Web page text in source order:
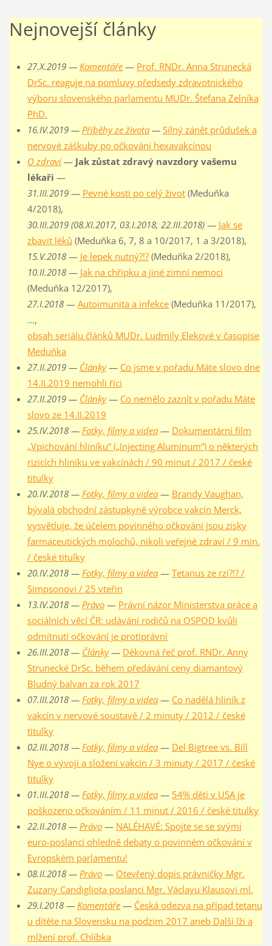
Nejnovejší články
27.X.2019 — Komentáře— Prof. RNDr. Anna Strunecká
DrSc. reaguje na pomluvy předsedy zdravotnického
výboru slovenského parlamentu MUDr. Štefana Zelníka
PhD.
16.IV.2019 — Příběhy ze života— Silný zánět průdušek a
nervové záškuby po očkování hexavakcínou
O zdraví— Jak zůstat zdravý navzdory vašemu
lékaři —
31.III.2019— Pevné kosti po celý život(Meduňka
4/2018),
30.III.2019 (08.XI.2017, 03.I.2018, 22.III.2018)— Jak se
zbavit léků (Meduňka 6, 7, 8 a 10/2017, 1 a 3/2018),
15.V.2018— Je lepek nutný?!?(Meduňka 2/2018),
10.II.2018— Jak na chřipku a jiné zimní nemoci
(Meduňka 12/2017),
27.I.2018— Autoimunita a infekce(Meduňka 11/2017),
…,
obsah seriálu článků MUDr. Ludmily Elekové v časopise
Meduňka
27.II.2019 — Články— Co jsme v pořadu Máte slovo dne
14.II.2019 nemohli říci
27.II.2019 — Články— Co nemělo zaznít v pořadu Máte
slovo ze 14.II.2019
25.IV.2018 — Fotky, filmy a videa— Dokumentární film
„Vpichování hliníku“ („Injecting Aluminum“) o některých
rizicích hliníku ve vakcínách / 90 minut / 2017 / české
titulky
20.IV.2018 — Fotky, filmy a videa— Brandy Vaughan,
bývalá obchodní zástupkyně výrobce vakcín Merck,
vysvětluje, že účelem povinného očkování jsou zisky
farmaceutických molochů, nikoli veřejné zdraví / 9 min.
/ české titulky
20.IV.2018 — Fotky, filmy a videa— Tetanus ze rzi?!? /
Simpsonovi / 25 vteřin
13.IV.2018 — Právo— Právní názor Ministerstva práce a
sociálních věcí ČR: udávání rodičů na OSPOD kvůli
odmítnutí očkování je protiprávní
26.III.2018 — Články— Děkovná řeč prof. RNDr. Anny
Strunecké DrSc. během předávání ceny diamantový
Bludný balvan za rok 2017
07.III.2018 — Fotky, filmy a videa— Co nadělá hliník z
vakcín v nervové soustavě / 2 minuty / 2012 / české
titulky
02.III.2018 — Fotky, filmy a videa— Del Bigtree vs. Bill
Nye o vývoji a složení vakcín / 3 minuty / 2017 / české
titulky
01.III.2018 — Fotky, filmy a videa— 54% dětí v USA je
poškozeno očkováním / 11 minut / 2016 / české titulky
22.II.2018 — Právo— NALÉHAVÉ: Spojte se se svými
euro-poslanci ohledně debaty o povinném očkování v
Evropském parlamentu!
08.II.2018 — Právo— Otevřený dopis právničky Mgr.
Zuzany Candigliota poslanci Mgr. Václavu Klausovi ml.
29.I.2018 — Komentáře— Česká odezva na případ tetanu
u dítěte na Slovensku na podzim 2017 aneb Další lži a
mlžení prof. Chlíbka